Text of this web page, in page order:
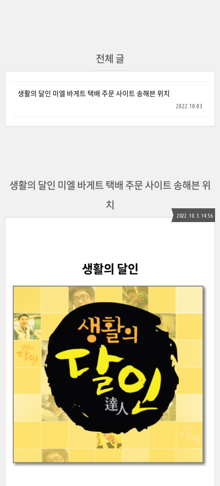
전체 글
생활의 달인 미엘 바게트 택배 주문 사이트 송해븐 위치
2022.10.03
생활의 달인 미엘 바게트 택배 주문 사이트 송해븐 위
치
2022. 10. 3. 14:56
생활의 달인